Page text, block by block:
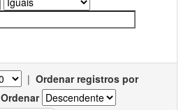
| Ordenar registros por
Ordenar